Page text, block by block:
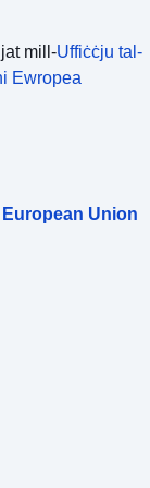
mill-Uffiċċju tal-
Ewropea
Union